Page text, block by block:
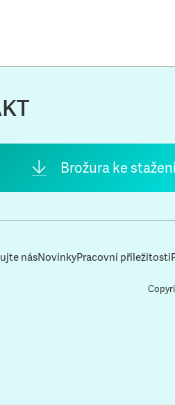
Brožura ke
násNovinkyPracovní příležitosti